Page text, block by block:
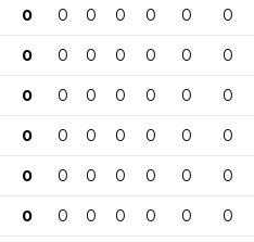
0 0 0 0 0 0 0
0 0 0 0 0 0 0
0 0 0 0 0 0 0
0 0 0 0 0 0 0
0 0 0 0 0 0 0
0 0 0 0 0 0 0